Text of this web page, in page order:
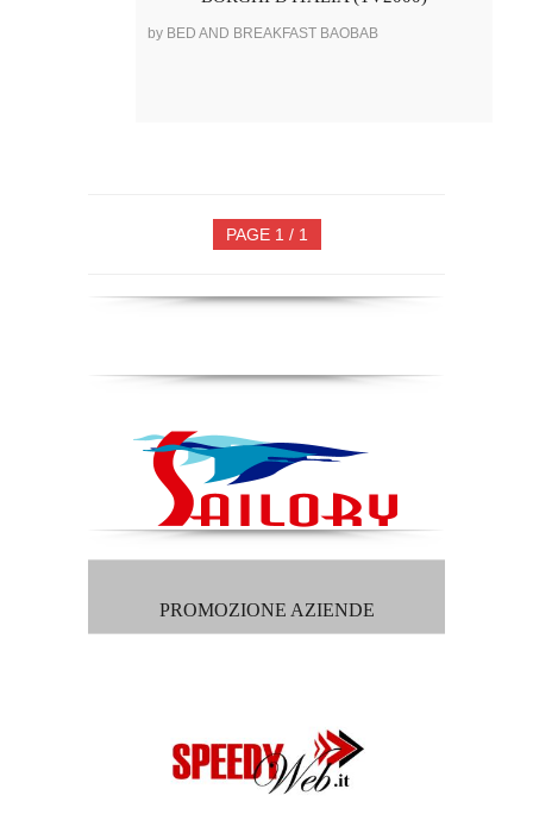
by BED AND BREAKFAST BAOBAB
PAGE 1 / 1
PROMOZIONE AZIENDE